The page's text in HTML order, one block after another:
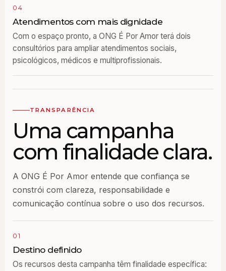
04
Atendimentos com mais dignidade
Com o espaço pronto, a ONG É Por Amor terá dois
consultórios para ampliar atendimentos sociais,
psicológicos, médicos e multiprofissionais.
TRANSPARÊNCIA
Uma campanha
com finalidade clara.
A ONG É Por Amor entende que confiança se
constrói com clareza, responsabilidade e
comunicação contínua sobre o uso dos recursos.
01
Destino definido
Os recursos desta campanha têm finalidade específica: